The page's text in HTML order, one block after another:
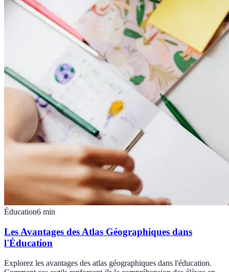
Éducation6 min
Les Avantages des Atlas Géographiques dans
l'Éducation
Explorez les avantages des atlas géographiques dans l'éducation.